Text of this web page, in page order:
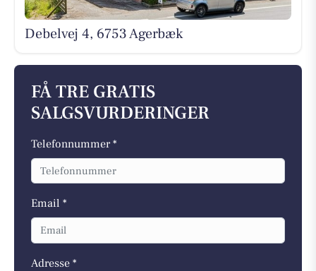
Debelvej 4, 6753 Agerbæk
FÅ TRE GRATIS
SALGSVURDERINGER
Telefonnummer *
Email *
Adresse *